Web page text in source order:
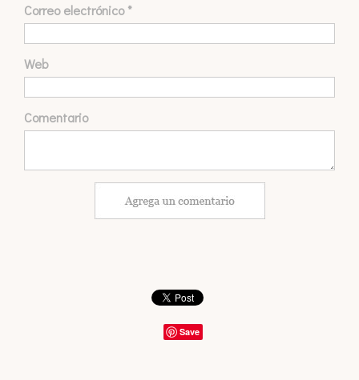
Correo electrónico*
Web
Comentario
Save